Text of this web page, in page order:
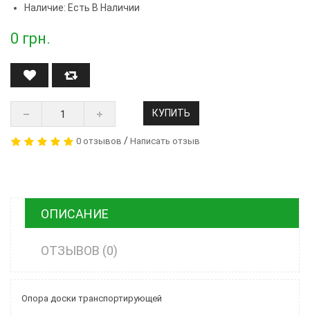
Наличие: Есть В Наличии
0 грн.
КУПИТЬ
0 отзывов / Написать отзыв
ОПИСАНИЕ
ОТЗЫВОВ (0)
Опора доски транспортирующей